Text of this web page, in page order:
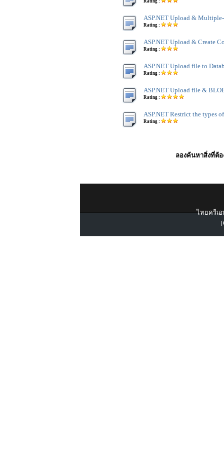
Rating :
ASP.NET Upload &
Rating :
ASP.NET Upload & Create
Rating :
ASP.NET Upload file to
Rating :
ASP.NET Upload file &
Rating :
ASP.NET Restrict the types
Rating :
ลองค้นหาสิ่งที่ต้อ
ไทยครีเอ
[